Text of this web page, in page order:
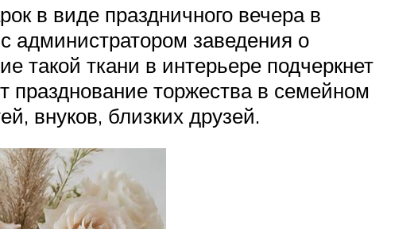
в виде праздничного вечера в
администратором заведения о
такой ткани в интерьере подчеркнет
празднование торжества в семейном
внуков, близких друзей.